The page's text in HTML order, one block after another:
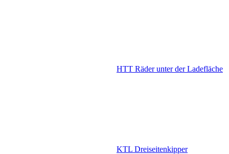
HTT Räder unter der Ladefläche
KTL Dreiseitenkipper